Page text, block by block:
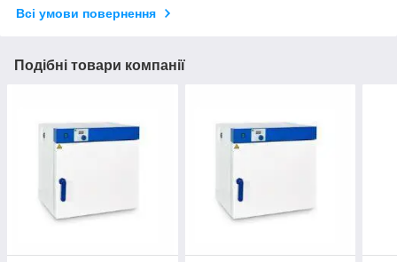
Всі умови повернення
Подібні товари компанії